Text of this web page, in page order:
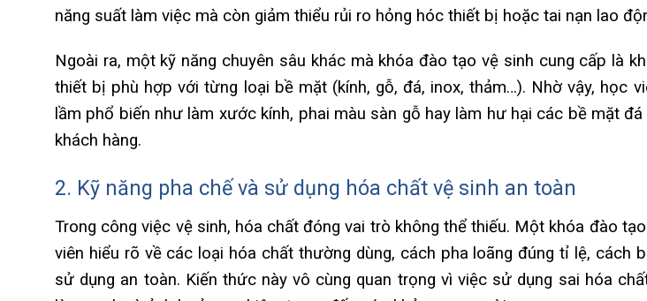
năng suất làm việc mà còn giảm thiểu rủi ro hỏng hóc thiết bị hoặc tai nạn lao
Ngoài ra, một kỹ năng chuyên sâu khác mà khóa đào tạo vệ sinh cung cấp là
thiết bị phù hợp với từng loại bề mặt (kính, gỗ, đá, inox, thảm…). Nhờ vậy, học
lầm phổ biến như làm xước kính, phai màu sàn gỗ hay làm hư hại các bề mặt
khách hàng.
2. Kỹ năng pha chế và sử dụng hóa chất vệ sinh an toàn
Trong công việc vệ sinh, hóa chất đóng vai trò không thể thiếu. Một khóa đào
viên hiểu rõ về các loại hóa chất thường dùng, cách pha loãng đúng tỉ lệ, cách
sử dụng an toàn. Kiến thức này vô cùng quan trọng vì việc sử dụng sai hóa